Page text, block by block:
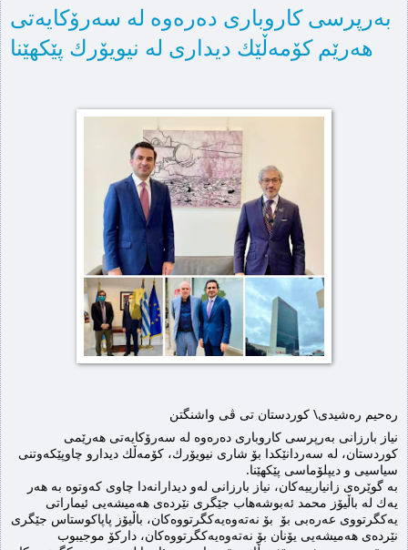
به‌رپرسی كاروباری ده‌ره‌وه‌ له‌ سه‌رۆكایه‌تی
هه‌رێم كۆمه‌ڵێك دیداری له‌ نیویۆرك پێكهێنا
ره‌حیم ره‌شیدی\ كوردستان تی ڤی واشنگتن
سیاسیی و دیپلۆماسی پێكهێنا.